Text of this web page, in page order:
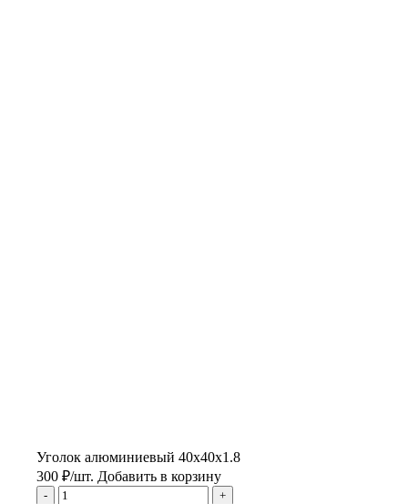
Уголок алюминиевый 40х40х1.8
300 ₽/шт. Добавить в корзину
- +